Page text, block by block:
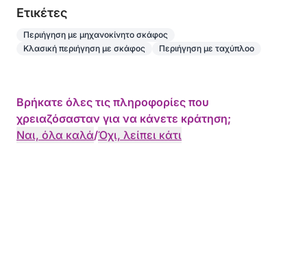
Eτικέτες
Περιήγηση με μηχανοκίνητο σκάφος
Κλασική περιήγηση με σκάφος
Περιήγηση με ταχύπλοο
Βρήκατε όλες τις πληροφορίες που
χρειαζόσασταν για να κάνετε κράτηση;
Ναι, όλα καλά/Όχι, λείπει κάτι